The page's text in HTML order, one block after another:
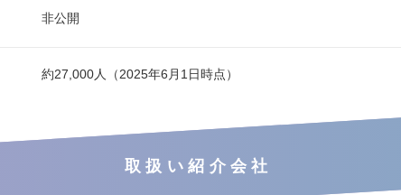
非公開
約27,000人（2025年6月1日時点）
取扱い紹介会社